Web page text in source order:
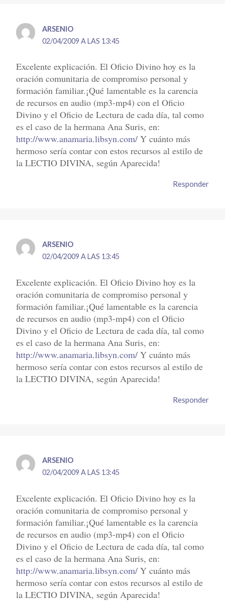
ARSENIO
02/04/2009 A LAS 13:45
Excelente explicación. El Oficio Divino hoy es la
oración comunitaria de compromiso personal y
formación familiar.¡Qué lamentable es la carencia
de recursos en audio (mp3-mp4) con el Oficio
Divino y el Oficio de Lectura de cada día, tal como
es el caso de la hermana Ana Suris, en:
http://www.anamaria.libsyn.com/ Y cuánto más
hermoso sería contar con estos recursos al estilo de
la LECTIO DIVINA, según Aparecida!
Responder
ARSENIO
02/04/2009 A LAS 13:45
Excelente explicación. El Oficio Divino hoy es la
oración comunitaria de compromiso personal y
formación familiar.¡Qué lamentable es la carencia
de recursos en audio (mp3-mp4) con el Oficio
Divino y el Oficio de Lectura de cada día, tal como
es el caso de la hermana Ana Suris, en:
http://www.anamaria.libsyn.com/ Y cuánto más
hermoso sería contar con estos recursos al estilo de
la LECTIO DIVINA, según Aparecida!
Responder
ARSENIO
02/04/2009 A LAS 13:45
Excelente explicación. El Oficio Divino hoy es la
oración comunitaria de compromiso personal y
formación familiar.¡Qué lamentable es la carencia
de recursos en audio (mp3-mp4) con el Oficio
Divino y el Oficio de Lectura de cada día, tal como
es el caso de la hermana Ana Suris, en:
http://www.anamaria.libsyn.com/ Y cuánto más
hermoso sería contar con estos recursos al estilo de
la LECTIO DIVINA, según Aparecida!